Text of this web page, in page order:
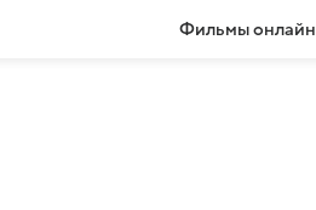
Фильмы онлайн